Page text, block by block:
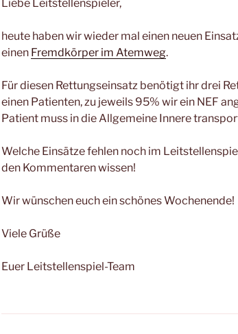
Liebe Leitstellenspieler,
heute haben wir wieder mal einen neuen
einen Fremdkörper im Atemweg.
Für diesen Rettungseinsatz benötigt ihr drei
einen Patienten, zu jeweils 95% wir ein NEF
Patient muss in die Allgemeine Innere
Welche Einsätze fehlen noch im
den Kommentaren wissen!
Wir wünschen euch ein schönes Wochenende!
Viele Grüße
Euer Leitstellenspiel-Team